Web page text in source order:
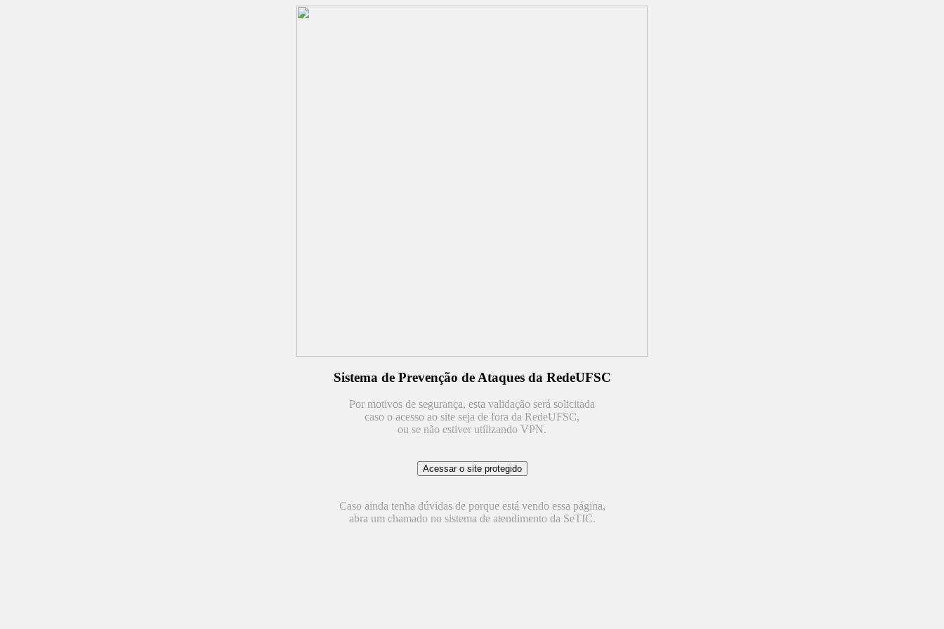
Sistema de Prevenção de Ataques da RedeUFSC
Por motivos de segurança, esta validação será solicitada
caso o acesso ao site seja de fora da RedeUFSC,
ou se não estiver utilizando VPN.
Caso ainda tenha dúvidas de porque está vendo essa página,
abra um chamado no sistema de atendimento da SeTIC.